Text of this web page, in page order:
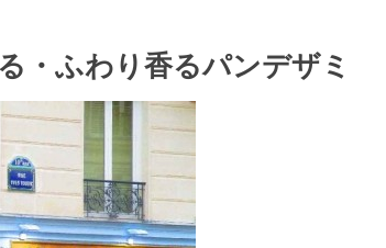
・ふわり香るパンデザミ